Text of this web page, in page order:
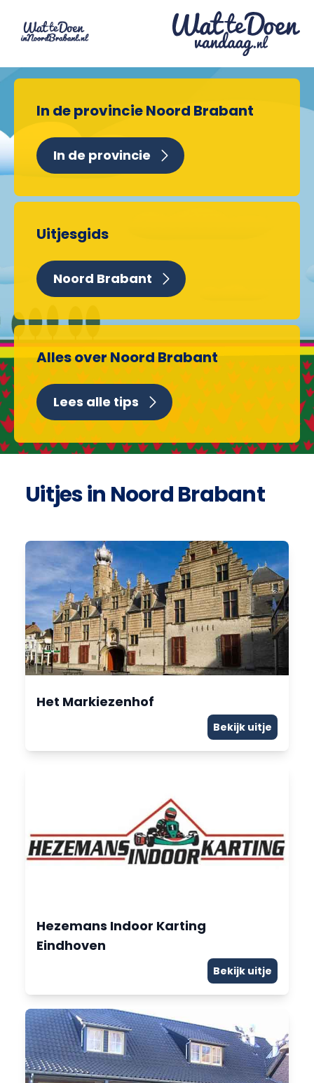
In de provincie Noord Brabant
In de provincie
Uitjesgids
Noord Brabant
Alles over Noord Brabant
Lees alle tips
Uitjes in Noord Brabant
Het Markiezenhof
Bekijk uitje
Hezemans Indoor Karting
Eindhoven
Bekijk uitje